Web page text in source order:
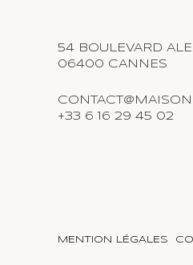
54 BOULEVARD
06400 CANNES
+33 6 16 29 45 02
MENTION LÉGALES